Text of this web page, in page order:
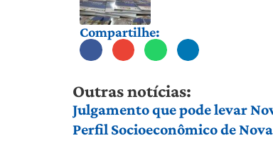
Compartilhe:
Outras notícias:
Julgamento que pode levar
Perfil Socioeconômico de